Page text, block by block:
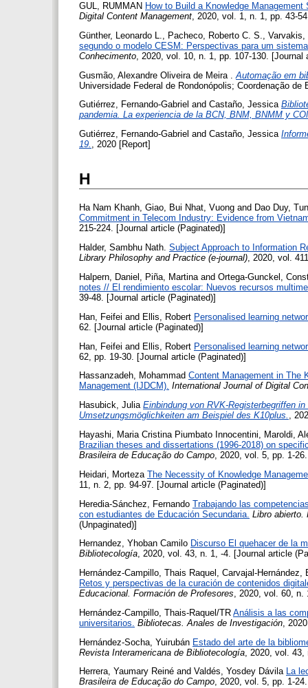
GUL, RUMMAN How to Build a Knowledge
Digital Content Management, 2020, vol. 1, n. 1, pp. 43-
Günther, Leonardo L.
Pacheco, Roberto C. S.
Varvakis,
segundo o modelo CESM: Perspectivas para um
Conhecimento , 2020, vol. 10, n. 1, pp. 107-130. [Journal
Gusmão, Alexandre Oliveira de Meira
Automação em
Universidade Federal de Rondonópolis; Coordenação de
Gutiérrez, Fernando-Gabriel and Castaño, Jessica
pandemia. La experiencia de la BCN, BNM, BNMM y
Gutiérrez, Fernando-Gabriel and Castaño, Jessica
19. , 2020 [Report]
H
Ha Nam Khanh, Giao, Bui Nhat, Vuong and Dao Duy,
Commitment in Telecom Industry: Evidence from
215-224. [Journal article (Paginated)]
Halder, Sambhu Nath. Subject Approach to Information
Library Philosophy and Practice (e-journal), 2020, vol.
Halpern, Daniel
Piña, Martina and Ortega-Gunckel,
notes // El rendimiento escolar: Nuevos recursos
39-48. [Journal article (Paginated)]
Han, Feifei and Ellis, Robert Personalised learning
62. [Journal article (Paginated)]
Han, Feifei and Ellis, Robert Personalised learning
62, pp. 19-30. [Journal article (Paginated)]
Hassanzadeh, Mohammad Content Management in The
Management (IJDCM). International Journal of Digital
Hasubick, Julia Einbindung von RVK-Registerbegriffen
Umsetzungsmöglichkeiten am Beispiel des K10plus. ,
Hayashi, Maria Cristina Piumbato Innocentini
Maroldi,
Brazilian theses and dissertations (1996-2018) on
Brasileira de Educação do Campo , 2020, vol. 5, pp. 1-
Heidari, Morteza The Necessity of Knowledge
11, n. 2, pp. 94-97. [Journal article (Paginated)]
Heredia-Sánchez, Fernando Trabajando las
con estudiantes de Educación Secundaria. Libro abierto.
(Unpaginated)]
Hernandez, Yhoban Camilo Discurso El quehacer de la
Bibliotecología, 2020, vol. 43, n. 1, -4. [Journal article
Hernández-Campillo, Thais Raquel , Carvajal-Hernández,
Retos y perspectivas de la curación de contenidos
Educacional. Formación de Profesores, 2020, vol. 60, n.
Hernández-Campillo, Thais-Raquel/TR Análisis a las
universitarios. Bibliotecas. Anales de Investigación ,
Hernández-Socha, Yuirubán Estado del arte de la
Revista Interamericana de Bibliotecología , 2020, vol.
Herrera, Yaumary Reiné and Valdés, Yosdey Dávila La
Brasileira de Educação do Campo, 2020, vol. 5, pp. 1-